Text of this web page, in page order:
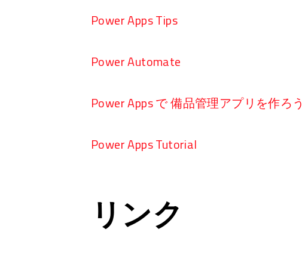
Power Apps Tips
Power Automate
Power Apps で 備品管理アプリを作ろう
Power Apps Tutorial
リンク